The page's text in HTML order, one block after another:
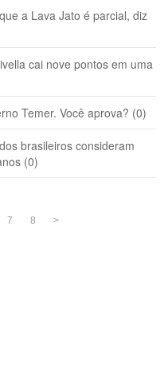
a Lava Jato é parcial, diz
cai nove pontos em uma
Temer. Você aprova? (0)
brasileiros consideram
(0)
7 8 >